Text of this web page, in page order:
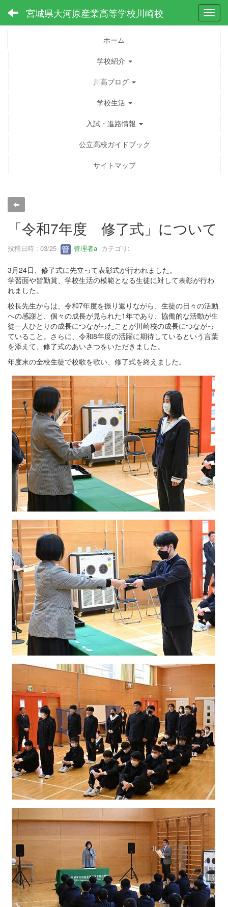
宮城県大河原産業高等学校川崎校
ホーム
学校紹介
川高ブログ
学校生活
入試・進路情報
公立高校ガイドブック
サイトマップ
「令和7年度 修了式」について
投稿日時 : 03/25 管理者a カテゴリ:
3月24日、修了式に先立って表彰式が行われました。
学習面や皆勤賞、学校生活の模範となる生徒に対して表彰が行わ
れました。
校長先生からは、令和7年度を振り返りながら、生徒の日々の活動
への感謝と、個々の成長が見られた1年であり、協働的な活動が生
徒一人ひとりの成長につながったことが川崎校の成長につながっ
ていること。さらに、令和8年度の活躍に期待しているという言葉
を添えて、修了式のあいさつをいただきました。
年度末の全校生徒で校歌を歌い、修了式を終えました。